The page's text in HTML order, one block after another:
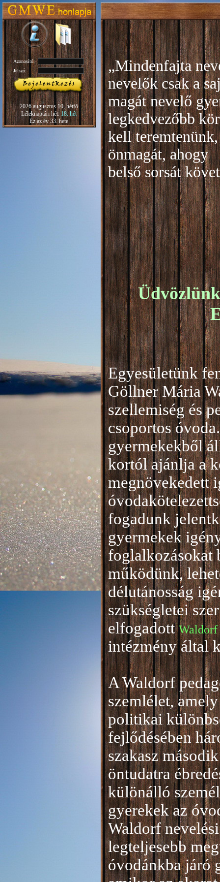
Azonosító:
Jelszó:
2026 augusztus 10, hétfõ
Léleknaptári hét:18. hét
Ez az év 33. hete
„Mindenfajta
nevelők csak a
magát nevelő
legkedvezőbb
kell
önmagát, ahogy
belső sorsát
Egyesületünk
Göllner Mária
szellemiség és
csoportos
gyermekekből
kortól ajánlja a
megnövekedett
fogadunk
gyermekek
foglalkozásokat
működünk,
délutánosság
szükségletei
elfogadott Waldorf
intézmény által
A Waldorf
szemlélet,
politikai
fejlődésében
szakasz
öntudatra
különálló
gyerekek az
Waldorf
legteljesebb
óvodánkba járó